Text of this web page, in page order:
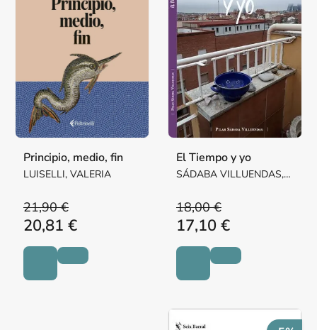
Principio, medio, fin
LUISELLI, VALERIA
21,90 €
20,81 €
El Tiempo y yo
SÁDABA VILLUENDAS,
18,00 €
17,10 €